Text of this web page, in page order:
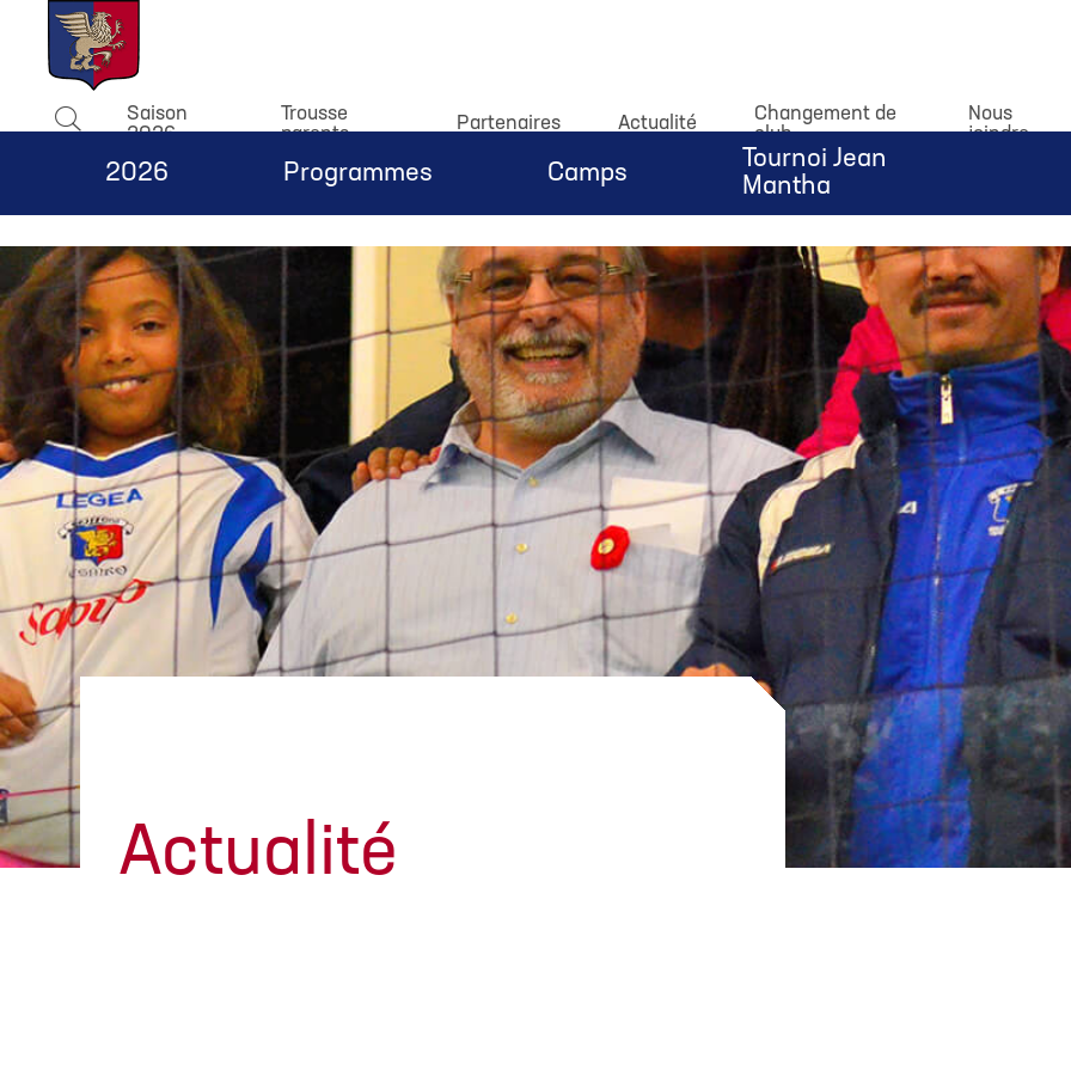
window.dataLayer = window.dataLayer || []; function gtag(){dataLayer.push(arguments);} gtag('js', new Date());
Rechercher
Saison
2026
Trousse
parents
Partenaires Actualité
Changement de
club
Nous
joindre
2026 Programmes Camps
Tournoi Jean
Mantha
Actualité